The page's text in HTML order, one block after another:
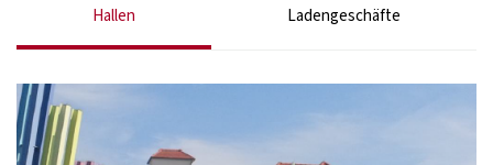
Hallen Ladengeschäfte